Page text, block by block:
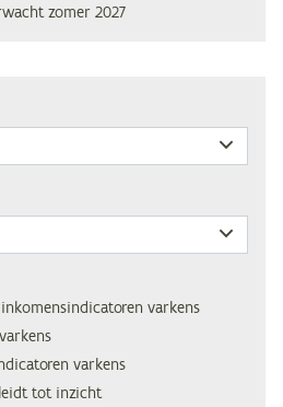
zomer 2027
varkens
varkens
tot inzicht